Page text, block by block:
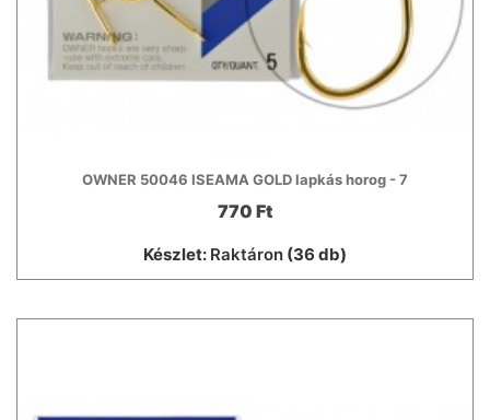
OWNER 50046 ISEAMA GOLD lapkás horog - 7
770 Ft
Készlet: Raktáron (36 db)